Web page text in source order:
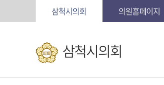
삼척시의회 의원홈페이지
삼척시의회